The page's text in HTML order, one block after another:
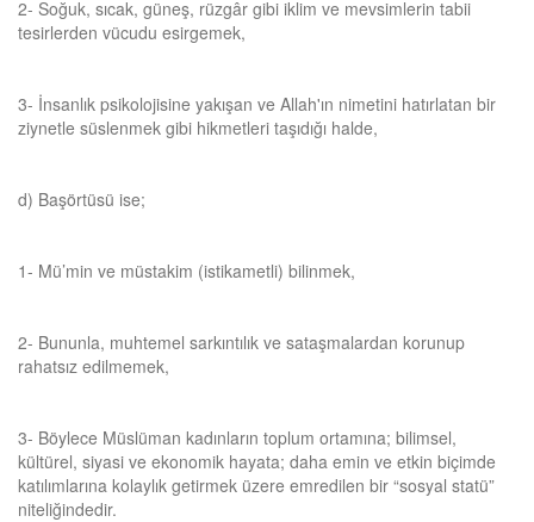
2- Soğuk, sıcak, güneş, rüzgâr gibi iklim ve mevsimlerin tabii
tesirlerden vücudu esirgemek,
3- İnsanlık psikolojisine yakışan ve Allah'ın nimetini hatırlatan bir
ziynetle süslenmek gibi hikmetleri taşıdığı halde,
d) Başörtüsü ise;
1- Mü’min ve müstakim (istikametli) bilinmek,
2- Bununla, muhtemel sarkıntılık ve sataşmalardan korunup
rahatsız edilmemek,
3- Böylece Müslüman kadınların toplum ortamına; bilimsel,
kültürel, siyasi ve ekonomik hayata; daha emin ve etkin biçimde
katılımlarına kolaylık getirmek üzere emredilen bir “sosyal statü”
niteliğindedir.